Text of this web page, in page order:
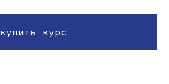
купить курс